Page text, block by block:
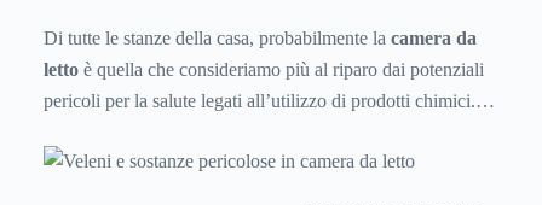
Di tutte le stanze della casa, probabilmente la camera da
letto è quella che consideriamo più al riparo dai potenziali
pericoli per la salute legati all’utilizzo di prodotti chimici.
bisogna prestare le dovute attenzioni, dal momento che